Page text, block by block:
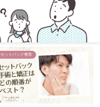
セットバック整形